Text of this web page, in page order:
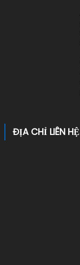
ĐỊA CHỈ LIÊN HỆ